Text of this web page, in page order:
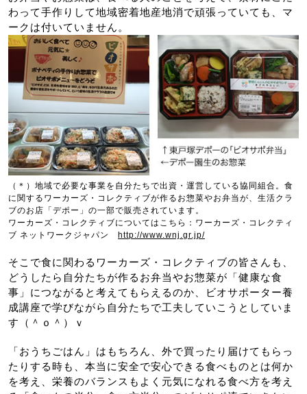
わって手作りして地域密着地産地消で頑張っていても、マ
ークは付いていません。
（＊）地域で必要な事業を自分たちで出資・運営している協同組合。食
に関するワーカーズ・コレクティブが作るお惣菜やお弁当が、生活クラ
ブのお店「デポー」の一部で販売されています。
ワーカーズ・コレクティブについてはこちら：ワーカーズ・コレクティ
ブ ネットワークジャパン http://www.wnj.gr.jp/
そこで食に関わるワーカーズ・コレクティブの皆さんも、
どうしたら自分たちが作るお弁当やお惣菜が「健康な食
事」につながると考えてもらえるのか、ビオサポーター養
成講座で学びながら自分たちで工夫していこうとしていま
す（＾ｏ＾）ｖ
「おうちごはん」はもちろん、外で買ったり届けてもらっ
たりする時も、本当に安全で安心できる食べものとは何か
を考え、栄養のバランスもよく元気になれる食べ方を考え